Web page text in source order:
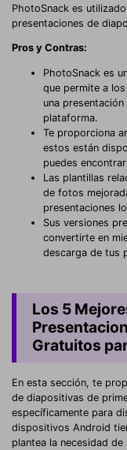
PhotoSnack es
presentaciones de
Pros y Contras:
PhotoSnack es
que permite a
una
plataforma.
Te proporciona
estos están
puedes
Las plantillas
de fotos
presentaciones
Sus versiones
convertirte en
descarga de tus
Los 5
Gratuitos
En esta sección, te
de diapositivas de
específicamente para
dispositivos Android
plantea la necesidad